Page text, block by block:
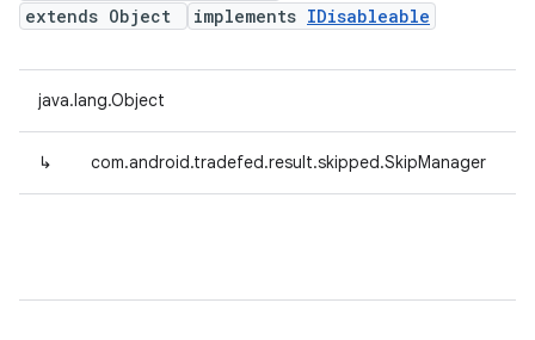
extends Object
implements IDisableable
java.lang.Object
↳ com.android.tradefed.result.skipped.SkipManager